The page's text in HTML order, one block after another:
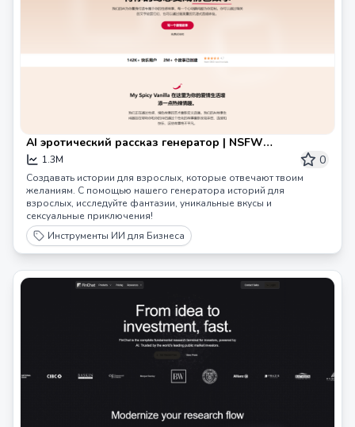
AI эротический рассказ генератор | NSFW
Остренький ИИ | Мой Острый Ванильный
1.3M 0
Создавать истории для взрослых, которые отвечают твоим
желаниям. С помощью нашего генератора историй для
взрослых, исследуйте фантазии, уникальные вкусы и
сексуальные приключения!
Инструменты ИИ для Бизнеса